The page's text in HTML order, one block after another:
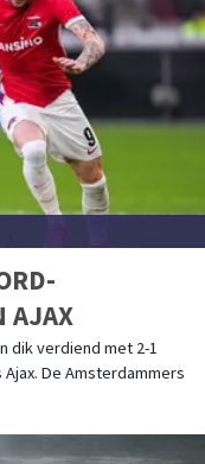
AJAX
dik verdiend met 2-1
De Amsterdammers